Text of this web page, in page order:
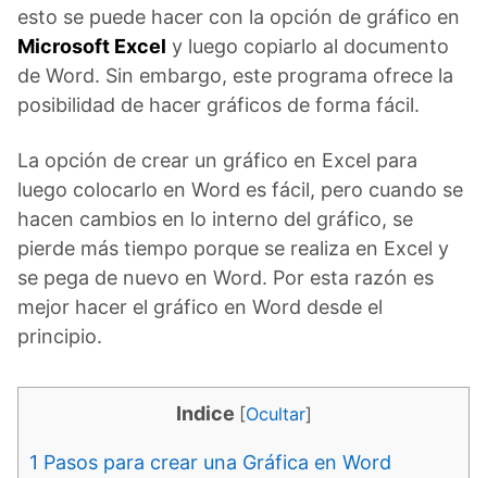
esto se puede hacer con la opción de gráfico en
Microsoft Excel y luego copiarlo al documento
de Word. Sin embargo, este programa ofrece la
posibilidad de hacer gráficos de forma fácil.
La opción de crear un gráfico en Excel para
luego colocarlo en Word es fácil, pero cuando se
hacen cambios en lo interno del gráfico, se
pierde más tiempo porque se realiza en Excel y
se pega de nuevo en Word. Por esta razón es
mejor hacer el gráfico en Word desde el
principio.
Indice [Ocultar]
1 Pasos para crear una Gráfica en Word